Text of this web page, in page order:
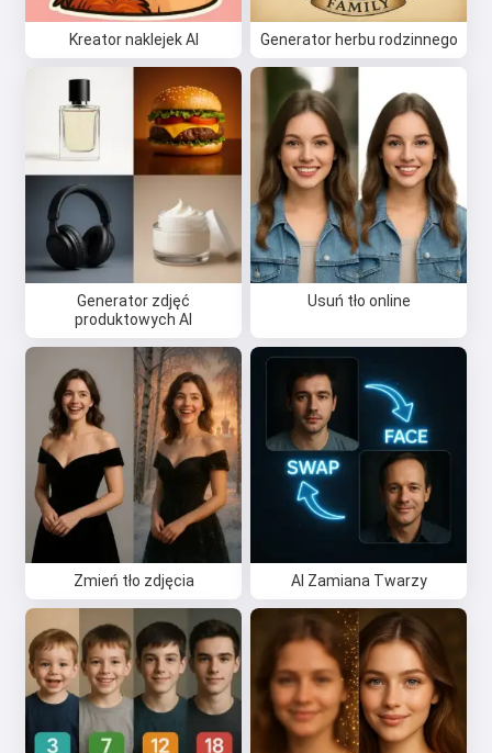
Kreator naklejek AI Generator herbu rodzinnego
Generator zdjęć
produktowych AI
Usuń tło online
Zmień tło zdjęcia AI Zamiana Twarzy
Cześć 👋
Mogę tworzyć piosenki, pisać
wiersze i gratulacje 🥰
Wypróbuj za darmo
Akceptuję:
Polityka prywatności,
Polityka zwrotów